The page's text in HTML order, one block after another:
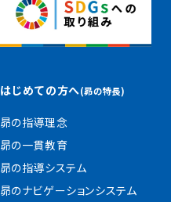
はじめての方へ(昴の特長)
昴の指導理念
昴の一貫教育
昴の指導システム
昴のナビゲーションシステム